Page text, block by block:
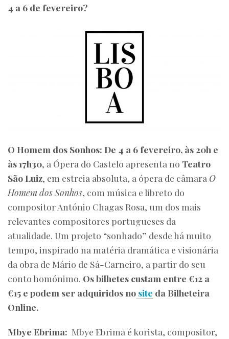
4 a 6 de fevereiro?
O Homem dos Sonhos: De 4 a 6 fevereiro, às 20h e
às 17h30, a Ópera do Castelo apresenta no Teatro
São Luiz, em estreia absoluta, a ópera de câmara O
Homem dos Sonhos, com música e libreto do
compositor António Chagas Rosa, um dos mais
relevantes compositores portugueses da
atualidade. Um projeto “sonhado” desde há muito
tempo, inspirado na matéria dramática e visionária
da obra de Mário de Sá-Carneiro, a partir do seu
conto homónimo. Os bilhetes custam entre €12 a
€15 e podem ser adquiridos no site da Bilheteira
Online.
Mbye Ebrima: Mbye Ebrima é korista, compositor,